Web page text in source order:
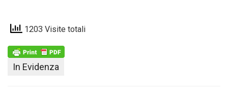
1203 Visite totali
In Evidenza